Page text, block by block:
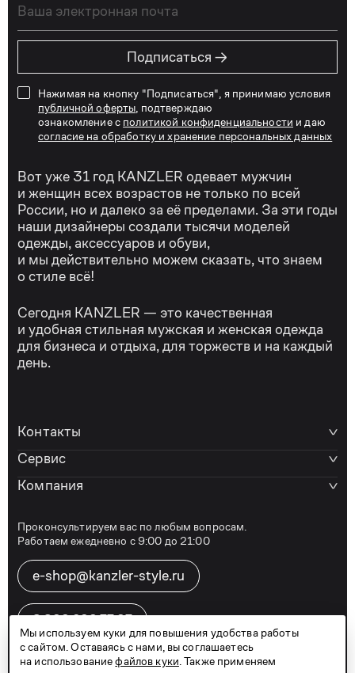
Подписаться →
Нажимая на кнопку "Подписаться", я принимаю условия
публичной оферты , подтверждаю
ознакомление с политикой конфиденциальности и даю
согласие на обработку и хранение персональных данных
Вот уже 31 год KANZLER одевает мужчин
и женщин всех возрастов не только по всей
России, но и далеко за её пределами. За эти годы
наши дизайнеры создали тысячи моделей
одежды, аксессуаров и обуви,
и мы действительно можем сказать, что знаем
о стиле всё!
Сегодня KANZLER — это качественная
и удобная стильная мужская и женская одежда
для бизнеса и отдыха, для торжеств и на каждый
день.
Контакты
Сервис
Компания
Проконсультируем вас по любым вопросам.
Работаем ежедневно с 9:00 до 21:00
e-shop@kanzler-style.ru
8 800 600 77 07
Мы используем куки для повышения удобства работы
с сайтом. Оставаясь с нами, вы соглашаетесь
на использованиефайлов куки . Также применяем